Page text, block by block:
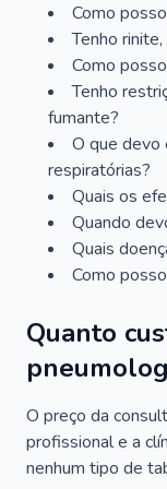
Como
Tenho
Como
Tenho
fumante?
O que devo
respiratórias?
Quais os
Quando
Quais
Como
Quanto
O preço da
profissional e a
nenhum tipo de